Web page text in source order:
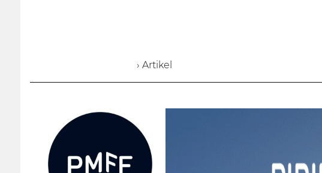
› Artikel